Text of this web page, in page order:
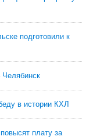
подготовили к
в истории КХЛ
плату за